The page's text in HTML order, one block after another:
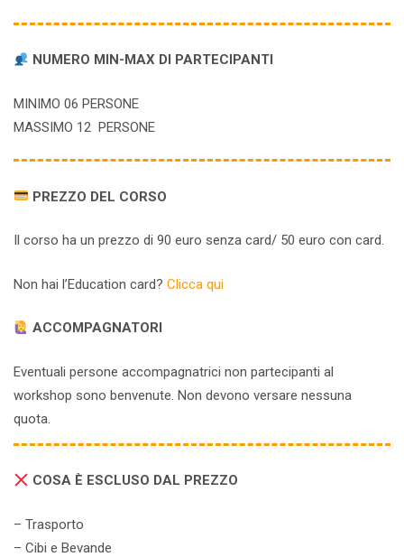
NUMERO MIN-MAX DI PARTECIPANTI
MINIMO 06 PERSONE
MASSIMO 12 PERSONE
PREZZO DEL CORSO
Il corso ha un prezzo di 90 euro senza card/ 50 euro con card.
Non hai l’Education card? Clicca qui
ACCOMPAGNATORI
Eventuali persone accompagnatrici non partecipanti al
workshop sono benvenute. Non devono versare nessuna
quota.
COSA È ESCLUSO DAL PREZZO
– Trasporto
– Cibi e Bevande